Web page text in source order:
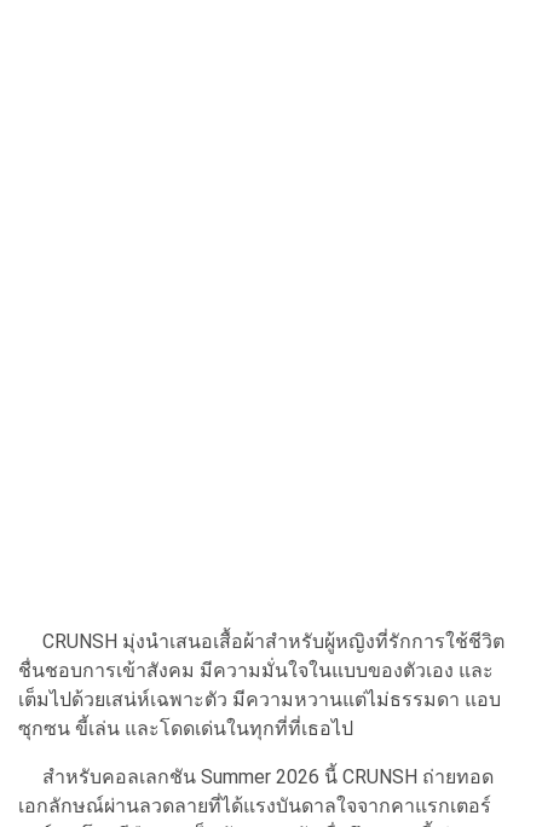
CRUNSH มุ่งนำเสนอเสื้อผ้าสำหรับผู้หญิงที่รักการใช้ชีวิต
ชื่นชอบการเข้าสังคม มีความมั่นใจในแบบของตัวเอง และ
เต็มไปด้วยเสน่ห์เฉพาะตัว มีความหวานแต่ไม่ธรรมดา แอบ
ซุกซน ขี้เล่น และโดดเด่นในทุกที่ที่เธอไป
สำหรับคอลเลกชัน Summer 2026 นี้ CRUNSH ถ่ายทอด
เอกลักษณ์ผ่านลวดลายที่ได้แรงบันดาลใจจากคาแรกเตอร์